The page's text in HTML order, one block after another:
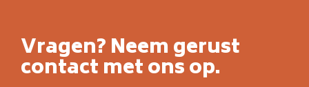
Vragen? Neem gerust
contact met ons op.